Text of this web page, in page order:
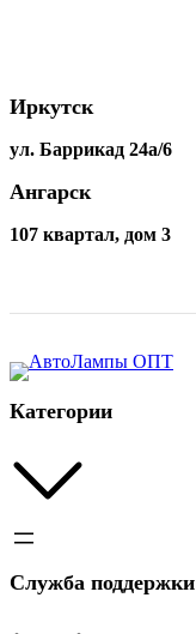
12412PR
Иркутск
ул. Баррикад 24а/6
Ангарск
107 квартал, дом 3
Категории
Служба поддержки